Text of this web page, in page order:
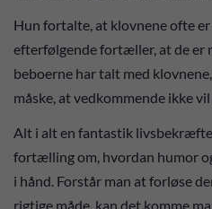
Hun fortalte, at klovnene ofte
efterfølgende fortæller, at de er
beboerne har talt med
måske, at vedkommende ikke
Alt i alt en fantastik
fortælling om, hvordan humor
i hånd. Forstår man at forløse
rigtige måde, kan det komme